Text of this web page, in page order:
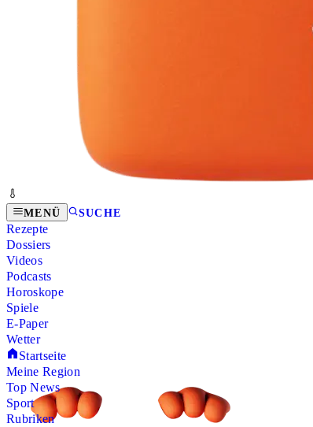
MENÜ SUCHE
Rezepte
Dossiers
Videos
Podcasts
Horoskope
Spiele
E-Paper
Wetter
Startseite
Meine Region
Top News
Sport
Rubriken